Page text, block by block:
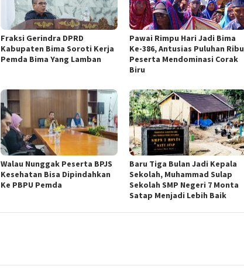
Fraksi Gerindra DPRD
Kabupaten Bima Soroti Kerja
Pemda Bima Yang Lamban
Pawai Rimpu Hari Jadi Bima
Ke-386, Antusias Puluhan Ribu
Peserta Mendominasi Corak
Biru
Walau Nunggak Peserta BPJS
Kesehatan Bisa Dipindahkan
Ke PBPU Pemda
Baru Tiga Bulan Jadi Kepala
Sekolah, Muhammad Sulap
Sekolah SMP Negeri 7 Monta
Satap Menjadi Lebih Baik